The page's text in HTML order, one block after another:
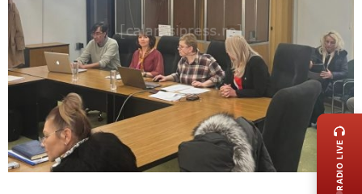
LIVE
RADIO LIVE